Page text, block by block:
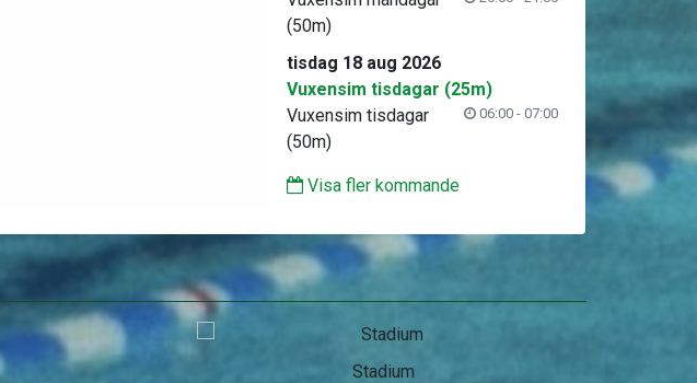
(50m)
tisdag 18 aug 2026
Vuxensim tisdagar (25m)
06:00 - 07:00
Vuxensim tisdagar
(50m)
Visa fler kommande
Stadium